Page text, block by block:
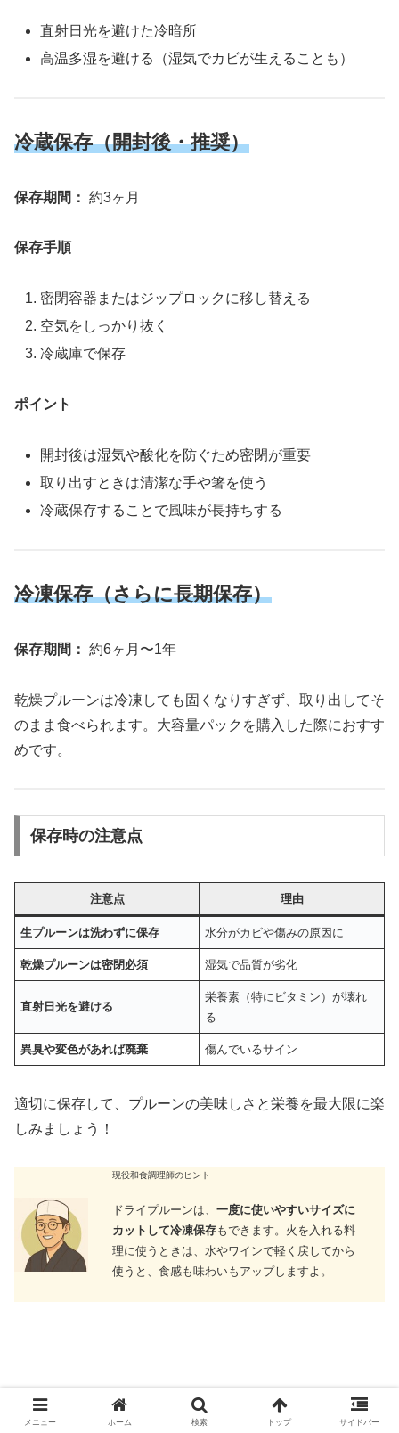
直射日光を避けた冷暗所
高温多湿を避ける（湿気でカビが生えることも）
冷蔵保存（開封後・推奨）
保存期間： 約3ヶ月
保存手順
密閉容器またはジップロックに移し替える
空気をしっかり抜く
冷蔵庫で保存
ポイント
開封後は湿気や酸化を防ぐため密閉が重要
取り出すときは清潔な手や箸を使う
冷蔵保存することで風味が長持ちする
冷凍保存（さらに長期保存）
保存期間： 約6ヶ月〜1年
乾燥プルーンは冷凍しても固くなりすぎず、取り出してそ
のまま食べられます。大容量パックを購入した際におすす
めです。
保存時の注意点
注意点 理由
生プルーンは洗わずに保存 水分がカビや傷みの原因に
乾燥プルーンは密閉必須 湿気で品質が劣化
直射日光を避ける
栄養素（特にビタミン）が壊れ
る
異臭や変色があれば廃棄 傷んでいるサイン
適切に保存して、プルーンの美味しさと栄養を最大限に楽
しみましょう！
現役和食調理師のヒント
ドライプルーンは、 一度に使いやすいサイズに
カットして冷凍保存もできます。火を入れる料
理に使うときは、水やワインで軽く戻してから
使うと、食感も味わいもアップしますよ。
メニュー ホーム 検索 トップ サイドバー